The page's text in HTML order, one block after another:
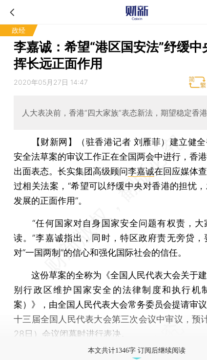
政经
李嘉诚：希望“港区国安法”纾缓中
挥长远正面作用
2020年05月27日 14:47
人大表决前，香港“四大家族”表态新法，期望稳定香
【财新网】（驻香港记者 刘雁菲） 建立健
安全法草案的审议工作正在全国两会中进行，香
出面表态。长实集团高级顾问李嘉诚在回应媒体
过相关法案，“希望可以纾缓中央对香港的担忧
发展的正面作用”。
“任何国家对自身国家安全问题有权责，大
读。”李嘉诚指出，同时，特区政府责无旁贷，
对“一国两制”的信心和强化国际社会的信任。
这份草案的全称为《全国人民代表大会关于
别行政区维护国家安全的法律制度和执行机
案）》，由全国人民代表大会常务委员会提请审
十三届全国人民代表大会第三次会议中审议，预
28日）会议闭幕时进行表决。
本文共计1346字 订阅后继续阅读